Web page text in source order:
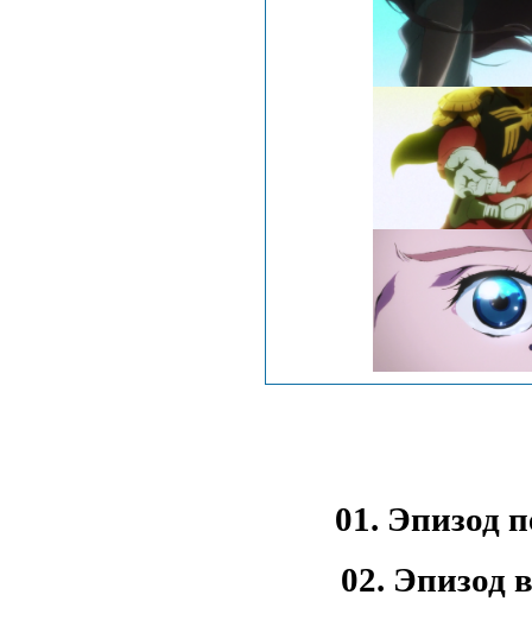
01. Эпизод
02. Эпизод